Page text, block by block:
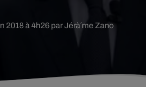
2018 à 4h26 par Jérà´me Zano